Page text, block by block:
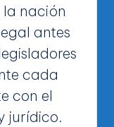
la nación
antes
cada
con el
jurídico.